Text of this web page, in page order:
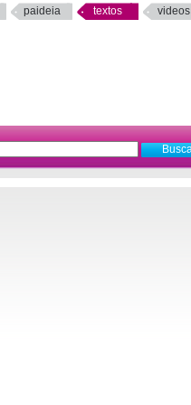
paideia textos videos